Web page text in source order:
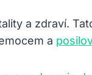
a zdraví.
a